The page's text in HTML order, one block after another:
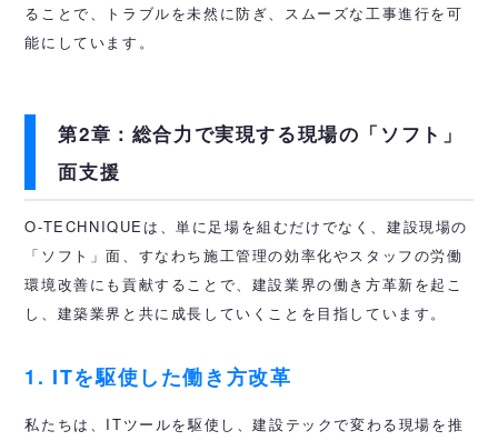
ることで、トラブルを未然に防ぎ、スムーズな工事進行を可
能にしています。
第2章：総合力で実現する現場の「ソフト」
面支援
O-TECHNIQUEは、単に足場を組むだけでなく、建設現場の
「ソフト」面、すなわち施工管理の効率化やスタッフの労働
環境改善にも貢献することで、建設業界の働き方革新を起こ
し、建築業界と共に成長していくことを目指しています。
1. ITを駆使した働き方改革
私たちは、ITツールを駆使し、建設テックで変わる現場を推